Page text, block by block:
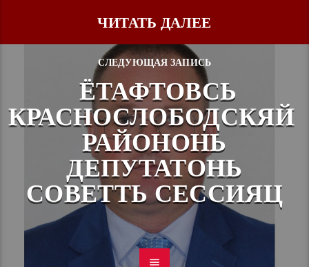
ЧИТАТЬ ДАЛЕЕ
СЛЕДУЮЩАЯ ЗАПИСЬ
ЁТАФТОВСЬ
КРАСНОСЛОБОДСКЯЙ
РАЙОНОНЬ
ДЕПУТАТОНЬ
СОВЕТТЬ СЕССИЯЦ